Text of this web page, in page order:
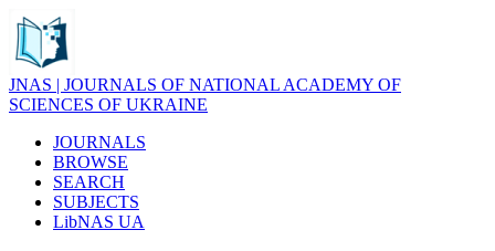
JNAS | JOURNALS OF NATIONAL ACADEMY OF
SCIENCES OF UKRAINE
JOURNALS
BROWSE
SEARCH
SUBJECTS
LibNAS UA